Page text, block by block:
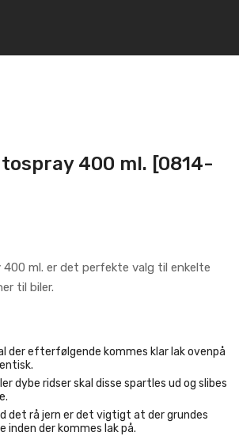
400 ml. [0814-
ml. er det perfekte valg til enkelte
til biler.
der efterfølgende kommes klar lak ovenpå
dybe ridser skal disse spartles ud og slibes
det rå jern er det vigtigt at der grundes
inden der kommes lak på.